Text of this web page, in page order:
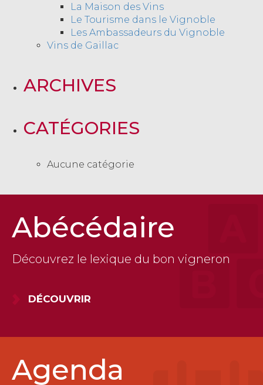
La Maison des Vins
Le Tourisme dans le Vignoble
Les Ambassadeurs du Vignoble
Vins de Gaillac
ARCHIVES
CATÉGORIES
Aucune catégorie
Abécédaire
Découvrez le lexique du bon vigneron
DÉCOUVRIR
Agenda